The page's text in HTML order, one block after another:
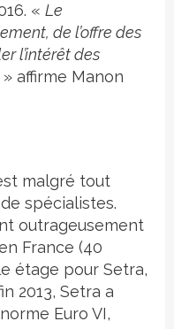
« Le
de l’offre des
l’intérêt des
» affirme Manon
malgré tout
spécialistes.
outrageusement
France (40
étage pour Setra,
2013, Setra a
Euro VI,